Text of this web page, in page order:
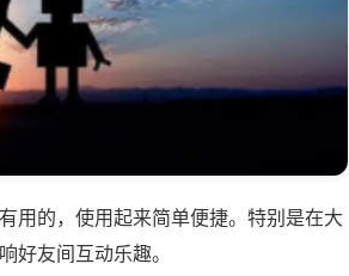
用的，使用起来简单便捷。特别是在大
好友间互动乐趣。